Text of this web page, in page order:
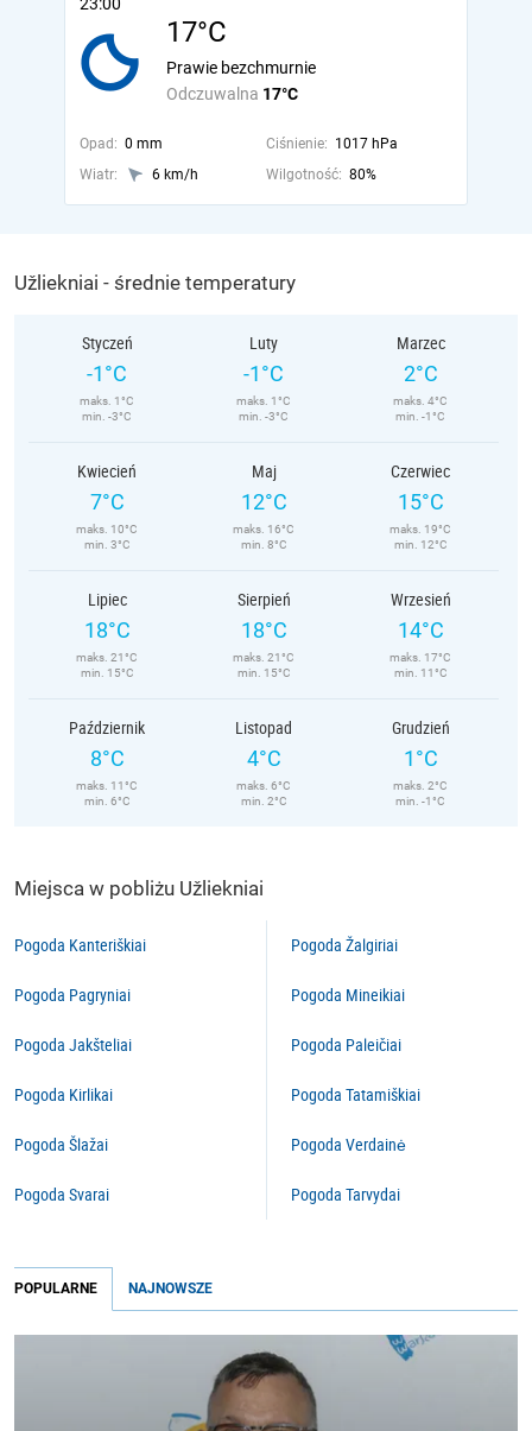
17°C
Odczuwalna 17°C
Prawie bezchmurnie
Opad: 0 mm Ciśnienie: 1017 hPa
Wiatr:
6 km/h Wilgotność: 80%
Užliekniai - średnie temperatury
Styczeń
-1°C
maks. 1°C
min. -3°C
Luty
-1°C
maks. 1°C
min. -3°C
Marzec
2°C
maks. 4°C
min. -1°C
Kwiecień
7°C
maks. 10°C
min. 3°C
Maj
12°C
maks. 16°C
min. 8°C
Czerwiec
15°C
maks. 19°C
min. 12°C
Lipiec
18°C
maks. 21°C
min. 15°C
Sierpień
18°C
maks. 21°C
min. 15°C
Wrzesień
14°C
maks. 17°C
min. 11°C
Październik
8°C
maks. 11°C
min. 6°C
Listopad
4°C
maks. 6°C
min. 2°C
Grudzień
1°C
maks. 2°C
min. -1°C
Miejsca w pobliżu Užliekniai
Pogoda Kanteriškiai
Pogoda Pagryniai
Pogoda Jakšteliai
Pogoda Kirlikai
Pogoda Šlažai
Pogoda Svarai
Pogoda Žalgiriai
Pogoda Mineikiai
Pogoda Paleičiai
Pogoda Tatamiškiai
Pogoda Verdainė
Pogoda Tarvydai
POPULARNE NAJNOWSZE